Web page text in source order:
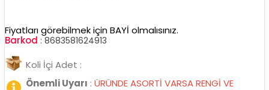
Fiyatları görebilmek için BAYİ olmalısınız.
Barkod : 8683581624913
Koli İçi Adet :
Önemli Uyarı : ÜRÜNDE ASORTİ VARSA RENGİ VE